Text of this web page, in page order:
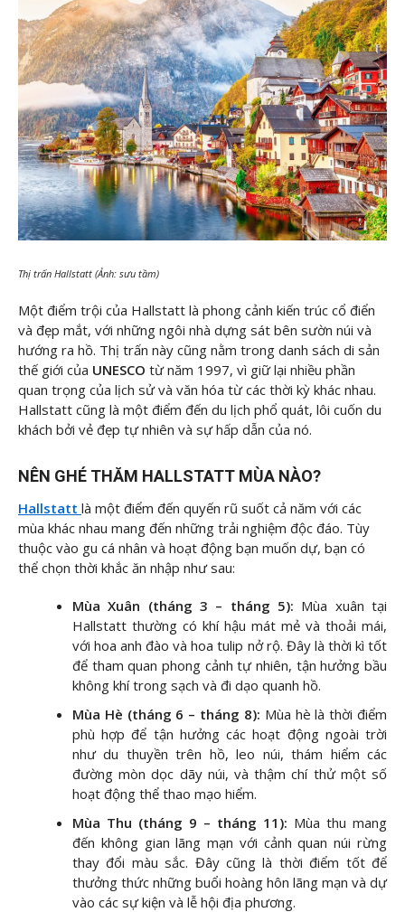
Thị trấn Hallstatt (Ảnh: sưu tầm)
Một điểm trội của Hallstatt là phong cảnh kiến trúc cổ điển
và đẹp mắt, với những ngôi nhà dựng sát bên sườn núi và
hướng ra hồ. Thị trấn này cũng nằm trong danh sách di sản
thế giới của UNESCO từ năm 1997, vì giữ lại nhiều phần
quan trọng của lịch sử và văn hóa từ các thời kỳ khác nhau.
Hallstatt cũng là một điểm đến du lịch phổ quát, lôi cuốn du
khách bởi vẻ đẹp tự nhiên và sự hấp dẫn của nó.
NÊN GHÉ THĂM HALLSTATT MÙA NÀO?
Hallstatt là một điểm đến quyến rũ suốt cả năm với các
mùa khác nhau mang đến những trải nghiệm độc đáo. Tùy
thuộc vào gu cá nhân và hoạt động bạn muốn dự, bạn có
thể chọn thời khắc ăn nhập như sau:
Mùa Xuân (tháng 3 – tháng 5): Mùa xuân tại
Hallstatt thường có khí hậu mát mẻ và thoải mái,
với hoa anh đào và hoa tulip nở rộ. Đây là thời kì tốt
để tham quan phong cảnh tự nhiên, tận hưởng bầu
không khí trong sạch và đi dạo quanh hồ.
Mùa Hè (tháng 6 – tháng 8): Mùa hè là thời điểm
phù hợp để tận hưởng các hoạt động ngoài trời
như du thuyền trên hồ, leo núi, thám hiểm các
đường mòn dọc dãy núi, và thậm chí thử một số
hoạt động thể thao mạo hiểm.
Mùa Thu (tháng 9 – tháng 11): Mùa thu mang
đến không gian lãng mạn với cảnh quan núi rừng
thay đổi màu sắc. Đây cũng là thời điểm tốt để
thưởng thức những buổi hoàng hôn lãng mạn và dự
vào các sự kiện và lễ hội địa phương.